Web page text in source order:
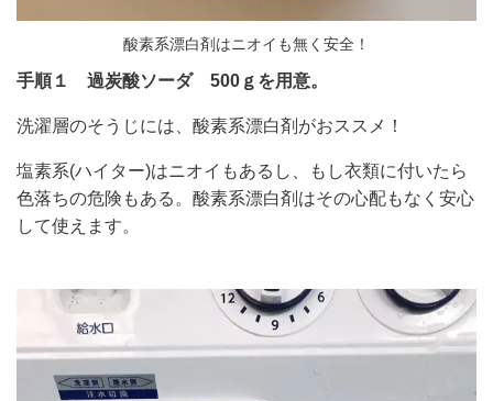
酸素系漂白剤はニオイも無く安全！
手順１ 過炭酸ソーダ 500ｇを用意。
洗濯層のそうじには、酸素系漂白剤がおススメ！
塩素系(ハイター)はニオイもあるし、もし衣類に付いたら
色落ちの危険もある。酸素系漂白剤はその心配もなく安心
して使えます。